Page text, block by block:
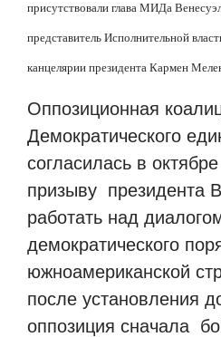
присутствовали глава МИДа
представитель Исполнительной
канцелярии президента Кармен
Оппозиционная
Демократического
согласилась в
призыву президента
работать над
демократического
южноамериканской
после установления
оппозиция сначала